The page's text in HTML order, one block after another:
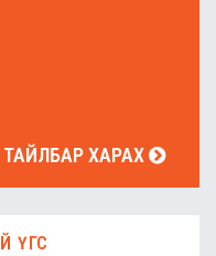
ХАРАХ
ҮГС